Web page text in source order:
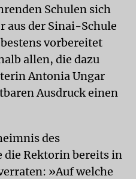
Schulen sich
aus der Sinai-Schule
vorbereitet
allen, die dazu
Antonia Ungar
Ausdruck einen
des
die Rektorin bereits in
»Auf welche